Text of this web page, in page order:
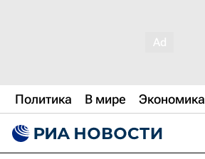
Политика В мире Экономика